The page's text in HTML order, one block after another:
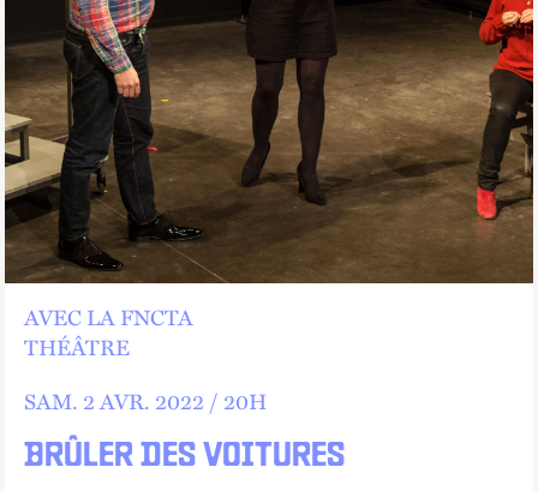
BRÛLER DES VOITURES
AVEC LA FNCTA
THÉÂTRE
SAM. 2AVR. 2022 / 20H